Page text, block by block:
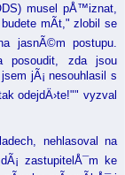
musel pÅ™iznat,
mÃ­t," zlobil se
jasnÃ©m postupu.
posoudit, zda jsou
jÃ¡ nesouhlasil s
odejdÄ›te!"" vyzval
nehlasoval na
zastupitelÅ¯m ke